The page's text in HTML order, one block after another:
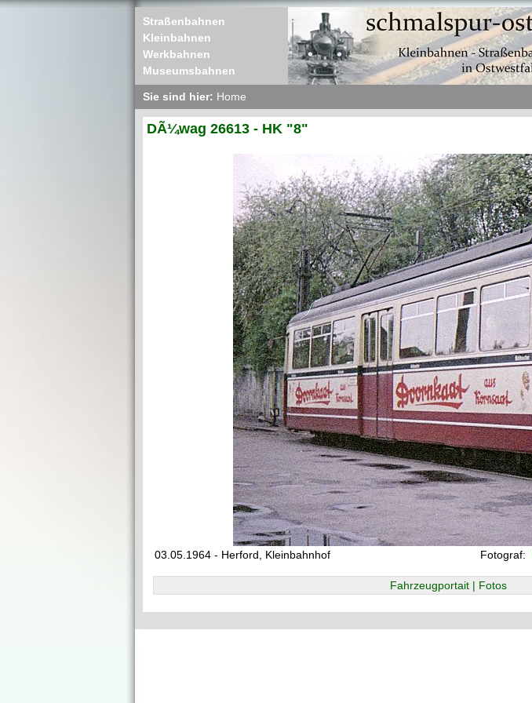
Straßenbahnen
Kleinbahnen
Werkbahnen
Museumsbahnen
Sie sind hier: Home
DÃ¼wag 26613 - HK "8"
03.05.1964 - Herford, Kleinbahnhof Fotograf:
Fahrzeugportait | Fotos